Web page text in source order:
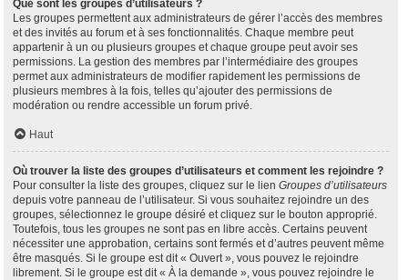
Que sont les groupes d’utilisateurs ?
Les groupes permettent aux administrateurs de gérer l’accès des membres
et des invités au forum et à ses fonctionnalités. Chaque membre peut
appartenir à un ou plusieurs groupes et chaque groupe peut avoir ses
permissions. La gestion des membres par l’intermédiaire des groupes
permet aux administrateurs de modifier rapidement les permissions de
plusieurs membres à la fois, telles qu’ajouter des permissions de
modération ou rendre accessible un forum privé.
Haut
Où trouver la liste des groupes d’utilisateurs et comment les rejoindre ?
Pour consulter la liste des groupes, cliquez sur le lien Groupes d’utilisateurs
depuis votre panneau de l’utilisateur. Si vous souhaitez rejoindre un des
groupes, sélectionnez le groupe désiré et cliquez sur le bouton approprié.
Toutefois, tous les groupes ne sont pas en libre accès. Certains peuvent
nécessiter une approbation, certains sont fermés et d’autres peuvent même
être masqués. Si le groupe est dit « Ouvert », vous pouvez le rejoindre
librement. Si le groupe est dit « À la demande », vous pouvez rejoindre le